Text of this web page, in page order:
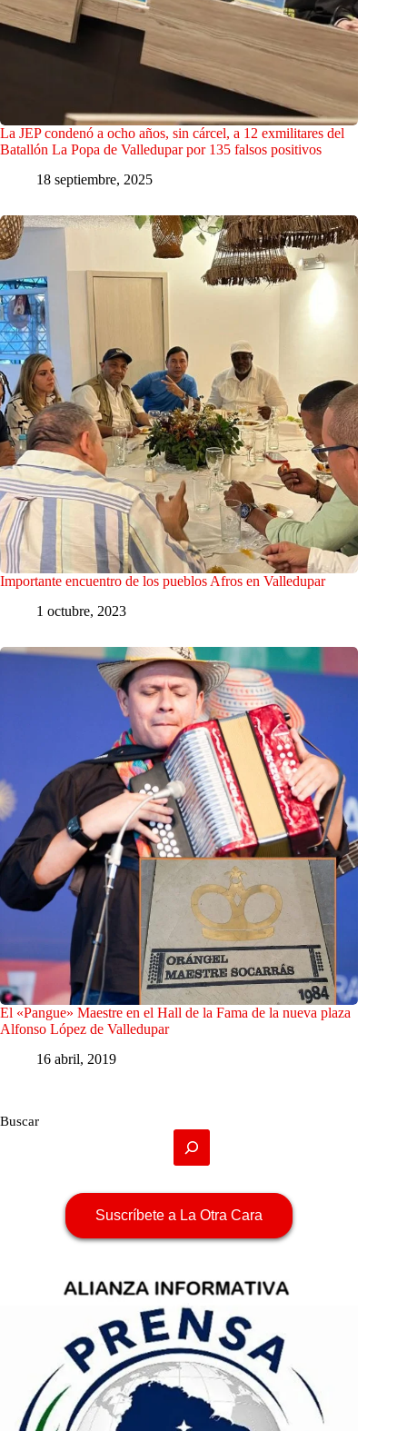
La JEP condenó a ocho años, sin cárcel, a 12 exmilitares del
Batallón La Popa de Valledupar por 135 falsos positivos
18 septiembre, 2025
Importante encuentro de los pueblos Afros en Valledupar
1 octubre, 2023
El «Pangue» Maestre en el Hall de la Fama de la nueva plaza
Alfonso López de Valledupar
16 abril, 2019
Buscar
Suscríbete a La Otra Cara